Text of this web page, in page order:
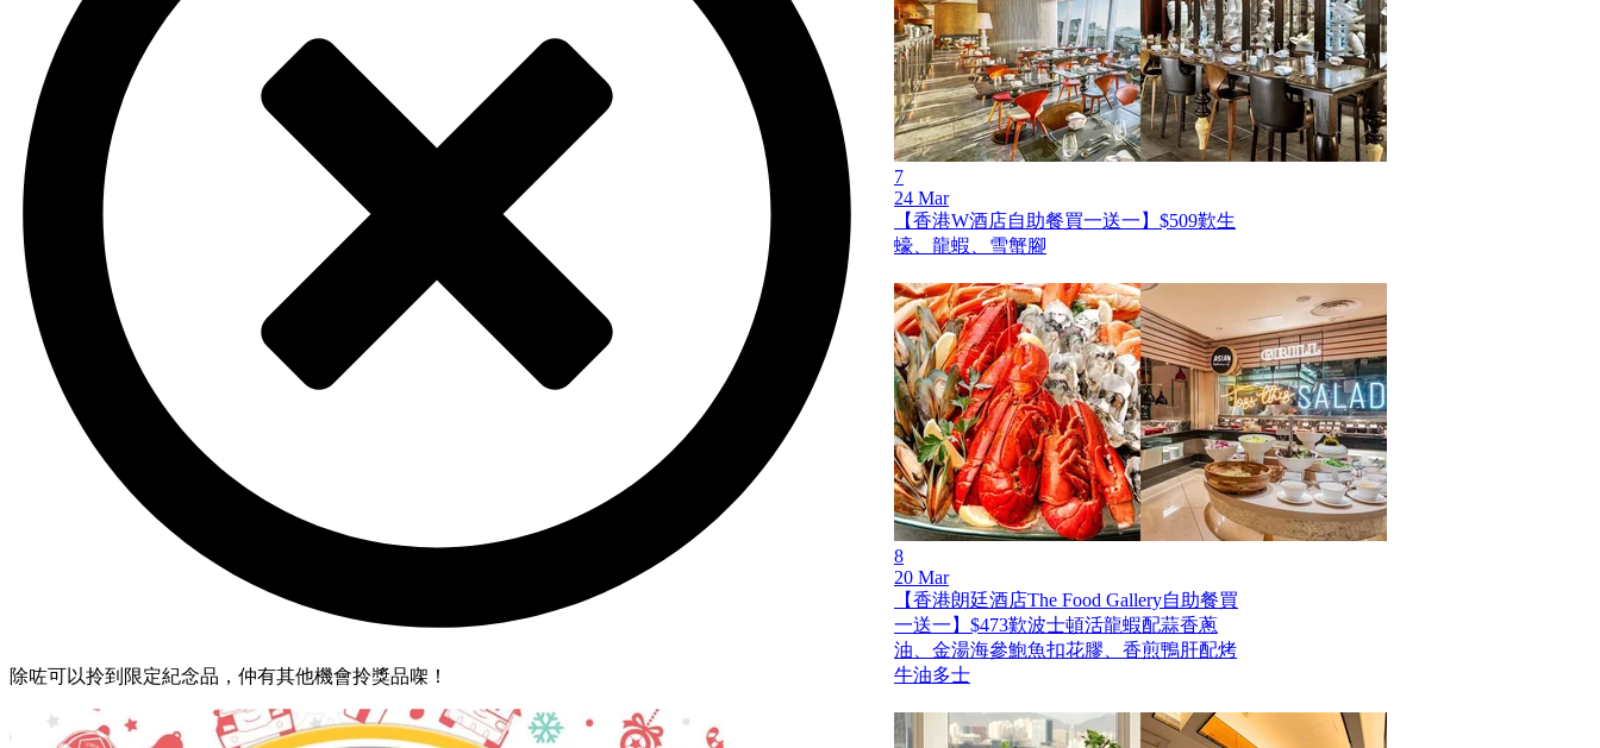
除咗可以拎到限定紀念品，仲有其他機會拎獎品㗎！
7
24 Mar
【香港W酒店自助餐買一送一】$509歎生
蠔、龍蝦、雪蟹腳
8
20 Mar
【香港朗廷酒店The Food Gallery自助餐買
一送一】$473歎波士頓活龍蝦配蒜香蔥
油、金湯海參鮑魚扣花膠、香煎鴨肝配烤
牛油多士